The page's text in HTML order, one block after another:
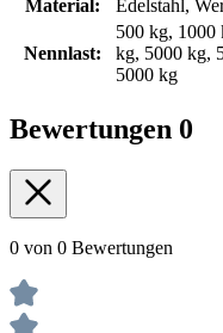
Material:
Edelstahl,
Nennlast:
500 kg, 1000
kg, 5000 kg,
5000 kg
Bewertungen 0
0 von 0 Bewertungen